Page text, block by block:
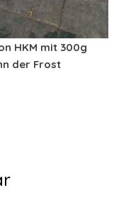
HKM mit 300g
der Frost